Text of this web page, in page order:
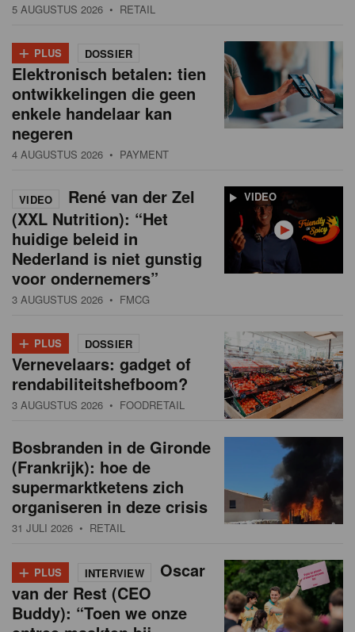
5 AUGUSTUS 2026 • RETAIL
+ PLUS DOSSIER
Elektronisch betalen: tien
ontwikkelingen die geen
enkele handelaar kan
negeren
4 AUGUSTUS 2026 • PAYMENT
VIDEO
VIDEO
René van der Zel
(XXL Nutrition): “Het
huidige beleid in
Nederland is niet gunstig
voor ondernemers”
3 AUGUSTUS 2026 • FMCG
+ PLUS DOSSIER
Vernevelaars: gadget of
rendabiliteitshefboom?
3 AUGUSTUS 2026 • FOODRETAIL
Bosbranden in de Gironde
(Frankrijk): hoe de
supermarktketens zich
organiseren in deze crisis
31 JULI 2026 • RETAIL
+ PLUS INTERVIEW
Oscar
van der Rest (CEO
Buddy): “Toen we onze